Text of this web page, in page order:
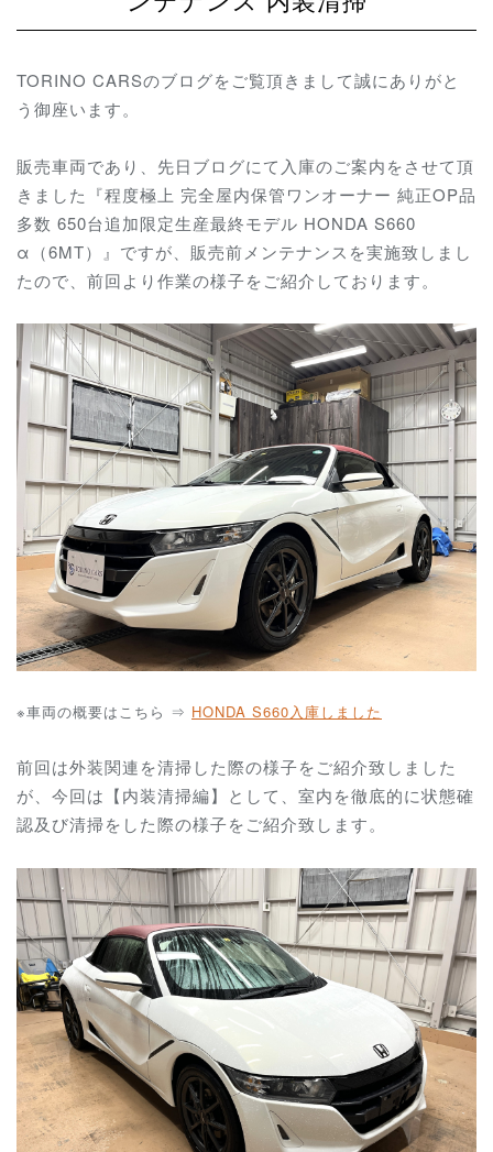
TORINO CARSのブログをご覧頂きまして誠にありがと
う御座います。
販売車両であり、先日ブログにて入庫のご案内をさせて頂
きました『程度極上 完全屋内保管ワンオーナー 純正OP品
多数 650台追加限定生産最終モデル HONDA S660
α（6MT）』ですが、販売前メンテナンスを実施致しまし
たので、前回より作業の様子をご紹介しております。
※車両の概要はこちら ⇒ HONDA S660入庫しました
前回は外装関連を清掃した際の様子をご紹介致しました
が、今回は【内装清掃編】として、室内を徹底的に状態確
認及び清掃をした際の様子をご紹介致します。